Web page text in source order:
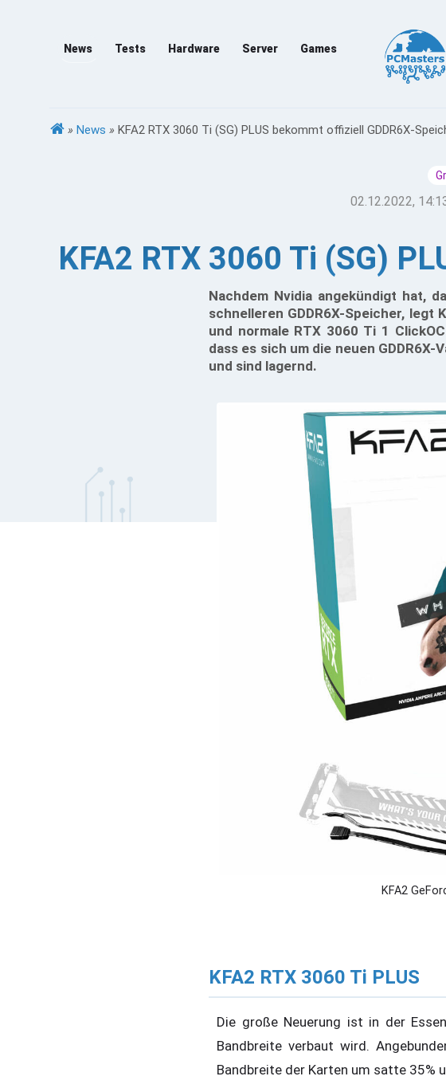
News Tests Hardware Server Games
» News » KFA2 RTX 3060 Ti (SG) PLUS bekommt offiziell GDDR6X-
02.12.2022,
KFA2 RTX 3060 Ti (SG)
Nachdem Nvidia angekündigt hat,
schnelleren GDDR6X-Speicher, legt
und normale RTX 3060 Ti 1
dass es sich um die neuen
und sind lagernd.
KFA2
KFA2 RTX 3060 Ti PLUS
Die große Neuerung ist in der
Bandbreite verbaut wird.
Bandbreite der Karten um satte 35%